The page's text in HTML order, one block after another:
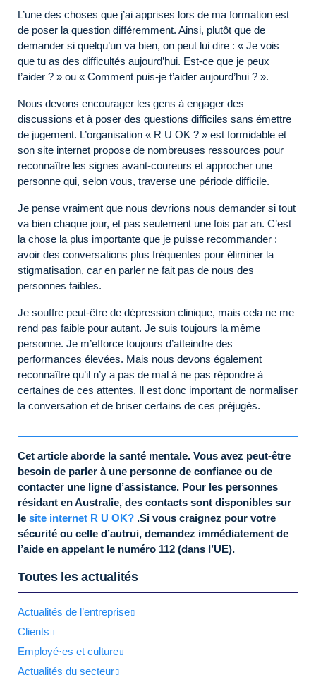
L’une des choses que j’ai apprises lors de ma formation est
de poser la question différemment. Ainsi, plutôt que de
demander si quelqu’un va bien, on peut lui dire : « Je vois
que tu as des difficultés aujourd’hui. Est-ce que je peux
t’aider ? » ou « Comment puis-je t’aider aujourd’hui ? ».
Nous devons encourager les gens à engager des
discussions et à poser des questions difficiles sans émettre
de jugement. L’organisation « R U OK ? » est formidable et
son site internet propose de nombreuses ressources pour
reconnaître les signes avant-coureurs et approcher une
personne qui, selon vous, traverse une période difficile.
Je pense vraiment que nous devrions nous demander si tout
va bien chaque jour, et pas seulement une fois par an. C’est
la chose la plus importante que je puisse recommander :
avoir des conversations plus fréquentes pour éliminer la
stigmatisation, car en parler ne fait pas de nous des
personnes faibles.
Je souffre peut-être de dépression clinique, mais cela ne me
rend pas faible pour autant. Je suis toujours la même
personne. Je m’efforce toujours d’atteindre des
performances élevées. Mais nous devons également
reconnaître qu’il n’y a pas de mal à ne pas répondre à
certaines de ces attentes. Il est donc important de normaliser
la conversation et de briser certains de ces préjugés.
Cet article aborde la santé mentale. Vous avez peut-être
besoin de parler à une personne de confiance ou de
contacter une ligne d’assistance. Pour les personnes
résidant en Australie, des contacts sont disponibles sur
le site internet R U OK? .Si vous craignez pour votre
sécurité ou celle d’autrui, demandez immédiatement de
l’aide en appelant le numéro 112 (dans l’UE).
Toutes les actualités
Actualités de l’entreprise
Clients
Employé·es et culture
Actualités du secteur